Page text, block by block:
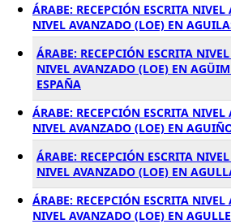
ÁRABE: RECEPCIÓN ESCRITA
NIVEL AVANZADO (LOE) EN
ÁRABE: RECEPCIÓN ESCRITA
NIVEL AVANZADO (LOE) EN
ESPAÑA
ÁRABE: RECEPCIÓN ESCRITA
NIVEL AVANZADO (LOE) EN
ÁRABE: RECEPCIÓN ESCRITA
NIVEL AVANZADO (LOE) EN
ÁRABE: RECEPCIÓN ESCRITA
NIVEL AVANZADO (LOE) EN